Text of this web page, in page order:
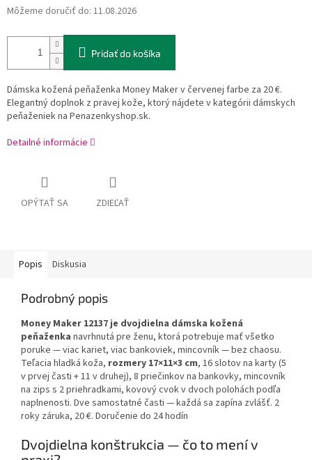
Môžeme doručiť do: 11.08.2026
Pridať do košíka
Dámska kožená peňaženka Money Maker v červenej farbe za 20 €.
Elegantný doplnok z pravej kože, ktorý nájdete v kategórii dámskych
peňaženiek na Penazenkyshop.sk.
Detailné informácie
OPÝTAŤ SA ZDIEĽAŤ
Popis Diskusia
Podrobný popis
Money Maker 12137 je dvojdielna dámska kožená
peňaženka navrhnutá pre ženu, ktorá potrebuje mať všetko
poruke — viac kariet, viac bankoviek, mincovník — bez chaosu.
Teľacia hladká koža, rozmery 17×11×3 cm, 16 slotov na karty(5
v prvej časti + 11 v druhej), 8 priečinkov na bankovky, mincovník
na zips s 2 priehradkami, kovový cvok v dvoch polohách podľa
naplnenosti. Dve samostatné časti — každá sa zapína zvlášť. 2
roky záruka, 20 €. Doručenie do 24 hodín
Dvojdielna konštrukcia — čo to mení v